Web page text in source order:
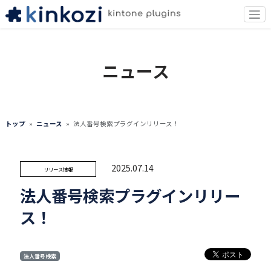
ニュース
トップ ニュース 法人番号検索プラグインリリース！
リリース情報 2025.07.14
法人番号検索プラグインリリー
ス！
法人番号検索